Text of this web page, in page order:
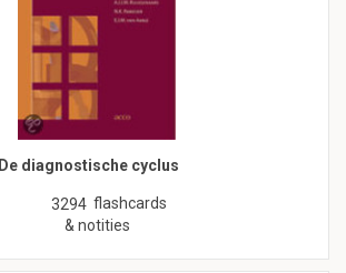
De diagnostische cyclus
3294 flashcards
& notities